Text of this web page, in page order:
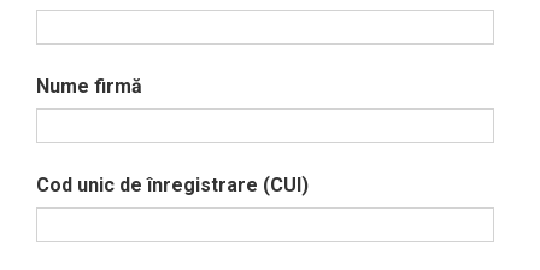
Nume firmă
Cod unic de înregistrare (CUI)